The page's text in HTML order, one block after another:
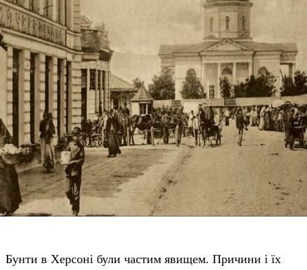
Бунти в Херсоні були частим явищем. Причини і їх